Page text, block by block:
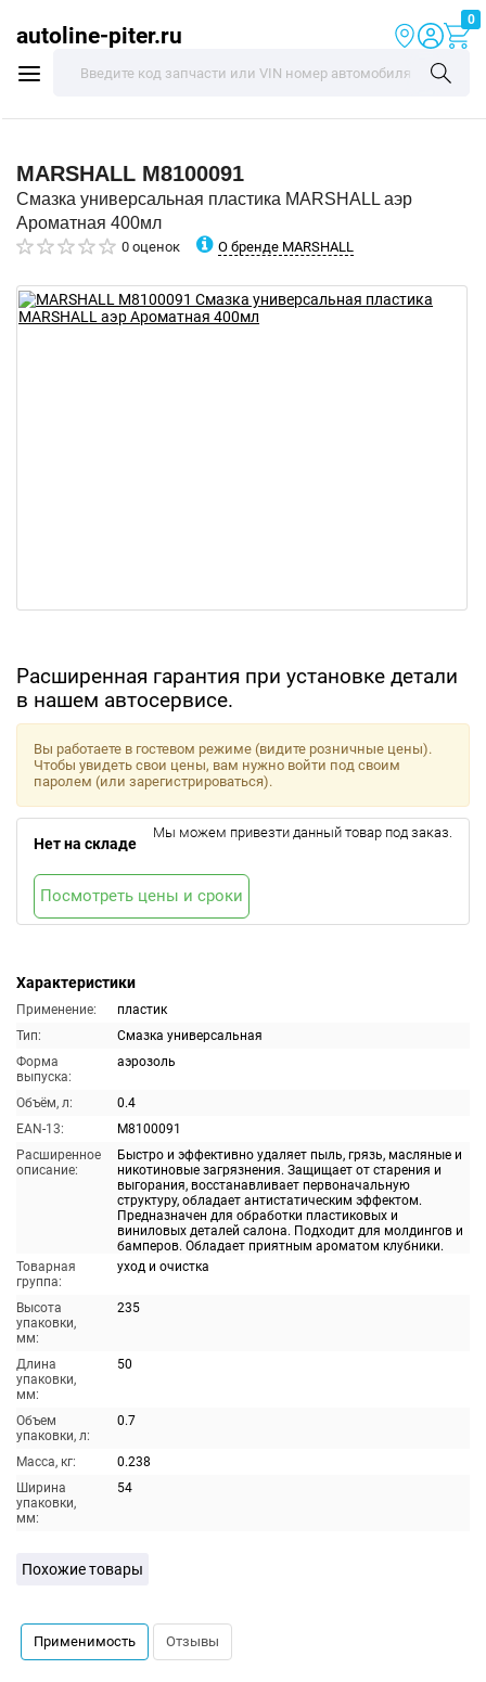
autoline-piter.ru
0
MARSHALL M8100091
Смазка универсальная пластика MARSHALL аэр
Ароматная 400мл
0 оценок О бренде MARSHALL
Расширенная гарантия при установке детали
в нашем автосервисе.
Характеристики
Применение:
пластик
Тип:
Смазка универсальная
Форма
выпуска:
аэрозоль
Объём, л:
0.4
EAN-13:
M8100091
Расширенное
описание:
Быстро и эффективно удаляет пыль, грязь, масляные и
никотиновые загрязнения. Защищает от старения и
выгорания, восстанавливает первоначальную
структуру, обладает антистатическим эффектом.
Предназначен для обработки пластиковых и
виниловых деталей салона. Подходит для молдингов и
бамперов. Обладает приятным ароматом клубники.
Товарная
группа:
уход и очистка
Высота
упаковки,
мм:
235
Длина
упаковки,
мм:
50
Объем
упаковки, л:
0.7
Масса, кг:
0.238
Ширина
упаковки,
мм:
54
Вы работаете в гостевом режиме (видите розничные цены).
Чтобы увидеть свои цены, вам нужно войти под своим
паролем (или зарегистрироваться).
Нет на складе
Мы можем привезти данный товар под заказ.
Посмотреть цены и сроки
Похожие товары
Применимость Отзывы